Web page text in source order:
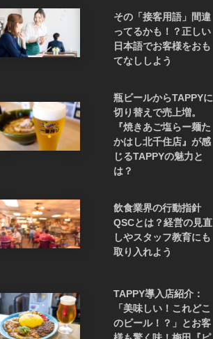
その「接客用語」間違
ってるかも！？正しい
日本語でお客様をおも
てなししよう
瓶ビールからTAPPYに
切り替えで売上増。
『焼きあご塩らー麺た
かはし北千住店』が感
じるTAPPYの魅力と
は？
飲食業界の行動指針
QSCとは？経営の見直
しやスタッフ教育にも
取り入れよう
TAPPY導入店紹介：
「美味しい！これどこ
のビール！？」とお客